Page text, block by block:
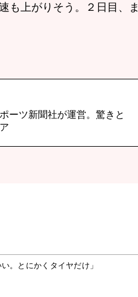
も上がりそう。２日目、ま
ーツ新聞社が運営。驚きと
。とにかくタイヤだけ」